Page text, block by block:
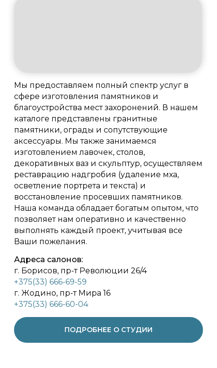
Мы предоставляем полный спектр услуг в
сфере изготовления памятников и
благоустройства мест захоронений. В нашем
каталоге представлены гранитные
памятники, ограды и сопутствующие
аксессуары. Мы также занимаемся
изготовлением лавочек, столов,
декоративных ваз и скульптур, осуществляем
реставрацию надгробия (удаление мха,
осветление портрета и текста) и
восстановление просевших памятников.
Наша команда обладает богатым опытом, что
позволяет нам оперативно и качественно
выполнять каждый проект, учитывая все
Ваши пожелания.
Адреса салонов:
г. Борисов, пр-т Революции 26/4
+375(33) 666-69-59
г. Жодино, пр-т Мира 16
+375(33) 666-60-04
ПОДРОБНЕЕ О СТУДИИ